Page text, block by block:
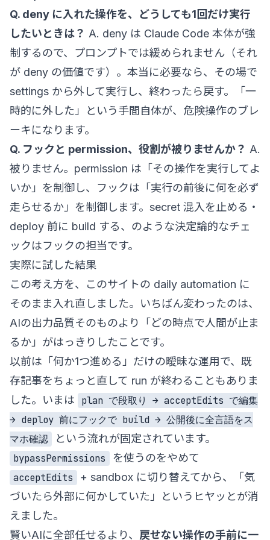
Q. deny に入れた操作を、どうしても1回だけ実行
したいときは？ A. deny は Claude Code 本体が強
制するので、プロンプトでは緩められません（それ
が deny の価値です）。本当に必要なら、その場で
settings から外して実行し、終わったら戻す。「一
時的に外した」という手間自体が、危険操作のブレ
ーキになります。
Q. フックと permission、役割が被りませんか？ A.
被りません。permission は「その操作を実行してよ
いか」を制御し、フックは「実行の前後に何を必ず
走らせるか」を制御します。secret 混入を止める・
deploy 前に build する、のような決定論的なチェ
ックはフックの担当です。
実際に試した結果
この考え方を、このサイトの daily automation に
そのまま入れ直しました。いちばん変わったのは、
AIの出力品質そのものより「どの時点で人間が止ま
るか」がはっきりしたことです。
以前は「何か1つ進める」だけの曖昧な運用で、既
存記事をちょっと直して run が終わることもありま
した。いまは
plan で段取り → acceptEdits で編集
→ deploy 前にフックで build → 公開後に全言語をス
マホ確認
という流れが固定されています。
bypassPermissions
を使うのをやめて
acceptEdits
+ sandbox に切り替えてから、「気
づいたら外部に何かしていた」というヒヤッとが消
えました。
賢いAIに全部任せるより、 戻せない操作の手前に一